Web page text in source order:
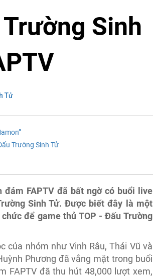
Sinh
Tử
Trường Sinh Tử
FAPTV đã bất ngờ có buổi live
Sinh Tử. Được biết đây là một
để game thủ TOP - Đấu Trường
của nhóm như Vinh Râu, Thái Vũ và
Phương đã vắng mặt trong buổi
FAPTV đã thu hút 48,000 lượt xem,